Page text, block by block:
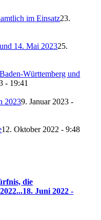
im Einsatz23.
14. Mai 202325.
Württemberg und
- 19:41
20239. Januar 2023 -
12. Oktober 2022 - 9:48
die
18. Juni 2022 -